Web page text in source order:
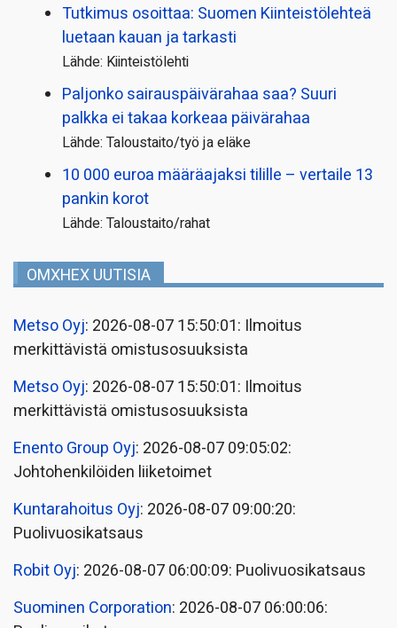
Tutkimus osoittaa: Suomen Kiinteistölehteä
luetaan kauan ja tarkasti
Lähde: Kiinteistölehti
Paljonko sairauspäivä­rahaa saa? Suuri
palkka ei takaa korkeaa päivärahaa
Lähde: Taloustaito/työ ja eläke
10 000 euroa määräajaksi tilille – vertaile 13
pankin korot
Lähde: Taloustaito/rahat
OMXHEX UUTISIA
Metso Oyj: 2026-08-07 15:50:01: Ilmoitus
merkittävistä omistusosuuksista
Metso Oyj: 2026-08-07 15:50:01: Ilmoitus
merkittävistä omistusosuuksista
Enento Group Oyj: 2026-08-07 09:05:02:
Johtohenkilöiden liiketoimet
Kuntarahoitus Oyj: 2026-08-07 09:00:20:
Puolivuosikatsaus
Robit Oyj: 2026-08-07 06:00:09: Puolivuosikatsaus
Suominen Corporation: 2026-08-07 06:00:06: